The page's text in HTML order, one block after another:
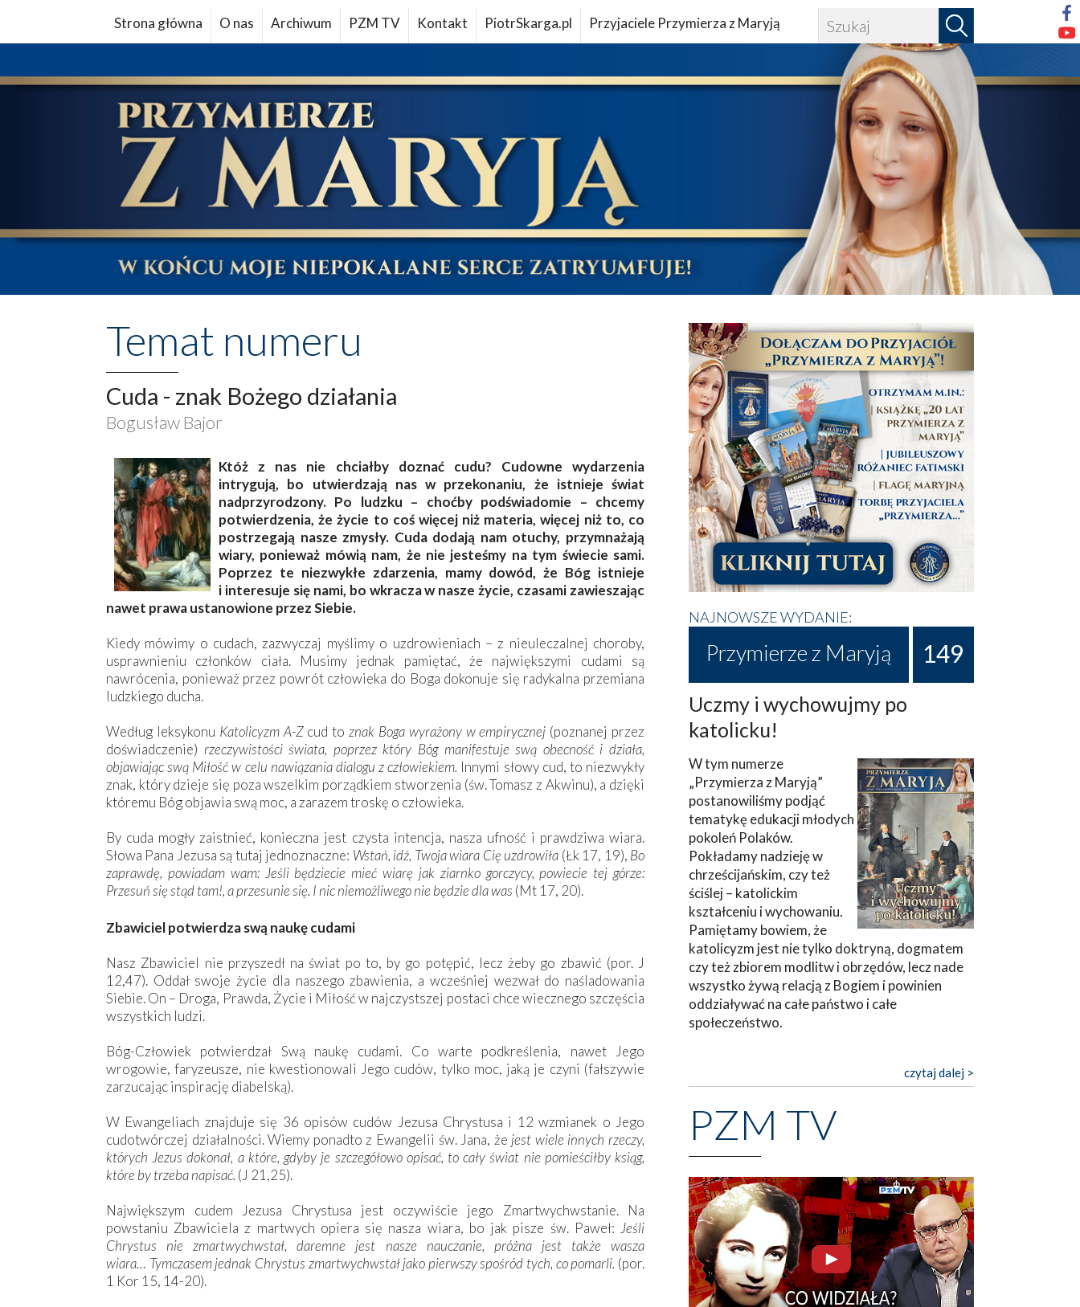
Strona główna O nas Archiwum PZM TV Kontakt PiotrSkarga.pl Przyjaciele Przymierza z Maryją
Temat numeru
Cuda - znak Bożego działania
Bogusław Bajor
Któż z nas nie chciałby doznać cudu? Cudowne wydarzenia
intrygują, bo utwierdzają nas w przekonaniu, że istnieje świat
nadprzyrodzony. Po ludzku – choćby podświadomie – chcemy
potwierdzenia, że życie to coś więcej niż materia, więcej niż to, co
postrzegają nasze zmysły. Cuda dodają nam otuchy, przymnażają
wiary, ponieważ mówią nam, że nie jesteśmy na tym świecie sami.
Poprzez te niezwykłe zdarzenia, mamy dowód, że Bóg istnieje
i interesuje się nami, bo wkracza w nasze życie, czasami zawieszając
nawet prawa ustanowione przez Siebie.
Kiedy mówimy o cudach, zazwyczaj myślimy o uzdrowieniach – z nieuleczalnej choroby,
usprawnieniu członków ciała. Musimy jednak pamiętać, że największymi cudami są
nawrócenia, ponieważ przez powrót człowieka do Boga dokonuje się radykalna przemiana
ludzkiego ducha.
Według leksykonu Katolicyzm A-Zcud toznak Boga wyrażony w empirycznej (poznanej przez
doświadczenie) rzeczywistości świata, poprzez który Bóg manifestuje swą obecność i działa,
objawiając swą Miłość w celu nawiązania dialogu z człowiekiem. Innymi słowy cud, to niezwykły
znak, który dzieje się poza wszelkim porządkiem stworzenia (św. Tomasz z Akwinu), a dzięki
któremu Bóg objawia swą moc, a zarazem troskę o człowieka.
By cuda mogły zaistnieć, konieczna jest czysta intencja, nasza ufność i prawdziwa wiara.
Słowa Pana Jezusa są tutaj jednoznaczne: Wstań, idź, Twoja wiara Cię uzdrowiła (Łk 17, 19), Bo
zaprawdę, powiadam wam: Jeśli będziecie mieć wiarę jak ziarnko gorczycy, powiecie tej górze:
Przesuń się stąd tam!, a przesunie się. I nic niemożliwego nie będzie dla was (Mt 17, 20).
Zbawiciel potwierdza swą naukę cudami
Nasz Zbawiciel nie przyszedł na świat po to, by go potępić, lecz żeby go zbawić (por. J
12,47). Oddał swoje życie dla naszego zbawienia, a wcześniej wezwał do naśladowania
Siebie. On – Droga, Prawda, Życie i Miłość w najczystszej postaci chce wiecznego szczęścia
wszystkich ludzi.
Bóg-Człowiek potwierdzał Swą naukę cudami. Co warte podkreślenia, nawet Jego
wrogowie, faryzeusze, nie kwestionowali Jego cudów, tylko moc, jaką je czyni (fałszywie
zarzucając inspirację diabelską).
W Ewangeliach znajduje się 36 opisów cudów Jezusa Chrystusa i 12 wzmianek o Jego
cudotwórczej działalności. Wiemy ponadto z Ewangelii św. Jana, że jest wiele innych rzeczy,
których Jezus dokonał, a które, gdyby je szczegółowo opisać, to cały świat nie pomieściłby ksiąg,
które by trzeba napisać. (J 21,25).
Największym cudem Jezusa Chrystusa jest oczywiście jego Zmartwychwstanie. Na
powstaniu Zbawiciela z martwych opiera się nasza wiara, bo jak pisze św. Paweł: Jeśli
Chrystus nie zmartwychwstał, daremne jest nasze nauczanie, próżna jest także wasza
wiara… Tymczasem jednak Chrystus zmartwychwstał jako pierwszyspośród tych, co pomarli. (por.
1 Kor 15, 14-20).
NAJNOWSZE WYDANIE:
Przymierze z Maryją 149
Uczmy i wychowujmy po
katolicku!
W tym numerze
„Przymierza z Maryją”
postanowiliśmy podjąć
tematykę edukacji młodych
pokoleń Polaków.
Pokładamy nadzieję w
chrześcijańskim, czy też
ściślej – katolickim
kształceniu i wychowaniu.
Pamiętamy bowiem, że
katolicyzm jest nie tylko doktryną, dogmatem
czy też zbiorem modlitw i obrzędów, lecz nade
wszystko żywą relacją z Bogiem i powinien
oddziaływać na całe państwo i całe
społeczeństwo.
czytaj dalej >
PZM TV